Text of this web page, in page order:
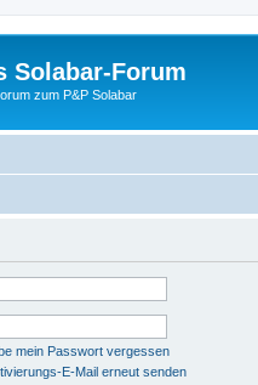
Solabar-Forum
zum P&P Solabar
mein Passwort vergessen
E-Mail erneut senden